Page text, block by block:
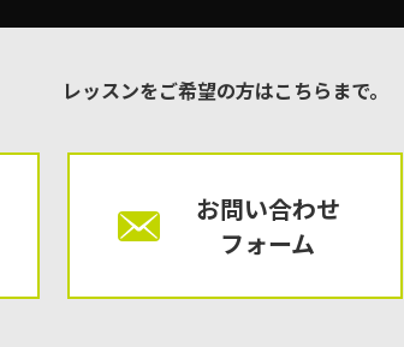
レッスンをご希望の方はこちらまで。
お問い合わせ
フォーム